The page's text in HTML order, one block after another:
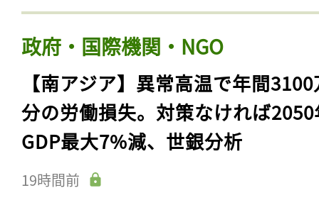
政府・国際機関・NGO
【南アジア】異常高温で年間
分の労働損失。対策なければ
GDP最大7%減、世銀分析
19時間前